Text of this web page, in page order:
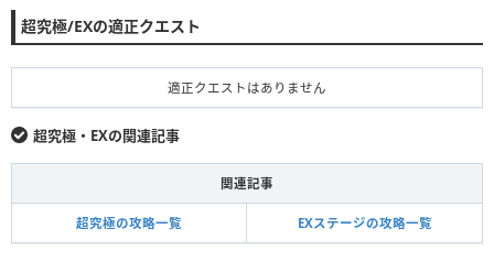
超究極/EXの適正クエスト
適正クエストはありません
超究極・EXの関連記事
関連記事
超究極の攻略一覧 EXステージの攻略一覧